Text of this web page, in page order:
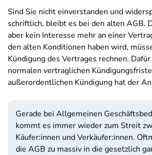
Sind Sie nicht einverstanden und
schriftlich, bleibt es bei den alten AGB.
aber kein Interesse mehr an einer
den alten Konditionen haben wird,
Kündigung des Vertrages rechnen.
normalen vertraglichen
außerordentlichen Kündigung hat der
Gerade bei Allgemeinen
kommt es immer wieder zum Streit
Käufer:innen und Verkäufer:innen.
die AGB zu massiv in die gesetzlich